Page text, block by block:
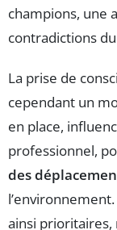
champions, une
contradictions
La prise de
cependant un
en place,
professionnel,
des
ainsi